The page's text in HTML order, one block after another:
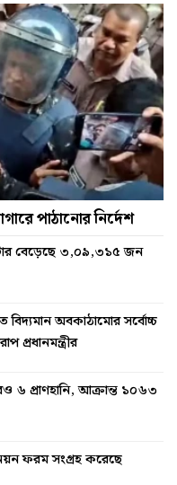
পাঠানোর নির্দেশ
বেড়েছে ৩,০৯,৩১৫ জন
বিদ্যমান অবকাঠামোর সর্বোচ্চ
প্রধানমন্ত্রীর
৬ প্রাণহানি, আক্রান্ত ১০৬৩
ফরম সংগ্রহ করেছে